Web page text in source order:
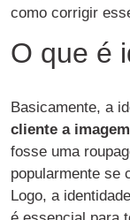
como corrigir
O que é
Basicamente, a
cliente a
fosse uma
popularmente se
Logo, a